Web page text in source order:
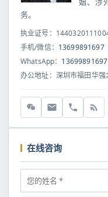
务。
执业证号：
手机/微信： 13699891697
WhatsApp： 13699891697
办公地址：深圳市福田华
在线咨询